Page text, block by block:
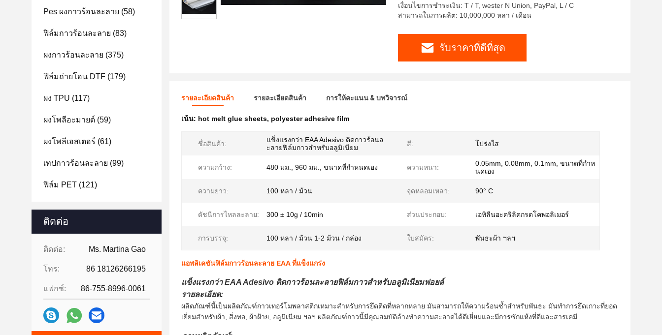
Pes ผงกาวร้อนละลาย (58)
ฟิล์มกาวร้อนละลาย (83)
ผงกาวร้อนละลาย (375)
ฟิล์มถ่ายโอน DTF (179)
ผง TPU (117)
ผงโพลีอะมายด์ (59)
ผงโพลีเอสเตอร์ (61)
เทปกาวร้อนละลาย (99)
ฟิล์ม PET (121)
ติดต่อ
ติดต่อ: Ms. Martina Gao
โทร: 86 18126266195
แฟกซ์: 86-755-8996-0061
เงื่อนไขการชำระเงิน: T / T, wester N Union, PayPal, L / C
สามารถในการผลิต: 10,000,000 หลา / เดือน
รับราคาที่ดีที่สุด
รายละเอียดสินค้า รายละเอียดสินค้า การให้คะแนน & บทวิจารณ์
เน้น: hot melt glue sheets, polyester adhesive film
ชื่อสินค้า:
แข็งแรงกว่า EAA Adesivo ติดกาวร้อนล
ะลายฟิล์มกาวสำหรับอลูมิเนียม
สี: โปร่งใส
ความกว้าง: 480 มม., 960 มม., ขนาดที่กำหนดเอง ความหนา:
0.05mm, 0.08mm, 0.1mm, ขนาดที่กำห
นดเอง
ความยาว: 100 หลา / ม้วน จุดหลอมเหลว: 90° C
ดัชนีการไหลละลาย: 300 ± 10g / 10min ส่วนประกอบ: เอทิลีนอะคริลิคกรดโคพอลิเมอร์
การบรรจุ: 100 หลา / ม้วน 1-2 ม้วน / กล่อง ใบสมัคร: พันธะผ้า ฯลฯ
แอพลิเคชันฟิล์มกาวร้อนละลาย EAA ที่แข็งแกร่ง
แข็งแรงกว่า EAA Adesivo ติดกาวร้อนละลายฟิล์มกาวสำหรับอลูมิเนียมฟอยล์
รายละเอียด:
ผลิตภัณฑ์นี้เป็นผลิตภัณฑ์กาวเทอร์โมพลาสติกเหมาะสำหรับการยึดติดที่หลากหลาย มันสามารถให้ความร้อนซ้ำสำหรับพันธะ มันทำการยึดเกาะที่ยอด
เยี่ยมสำหรับผ้า, สิ่งทอ, ผ้าฝ้าย, อลูมิเนียม ฯลฯ ผลิตภัณฑ์กาวนี้มีคุณสมบัติล้างทำความสะอาดได้ดีเยี่ยมและมีการซักแห้งที่ดีและสารเคมี